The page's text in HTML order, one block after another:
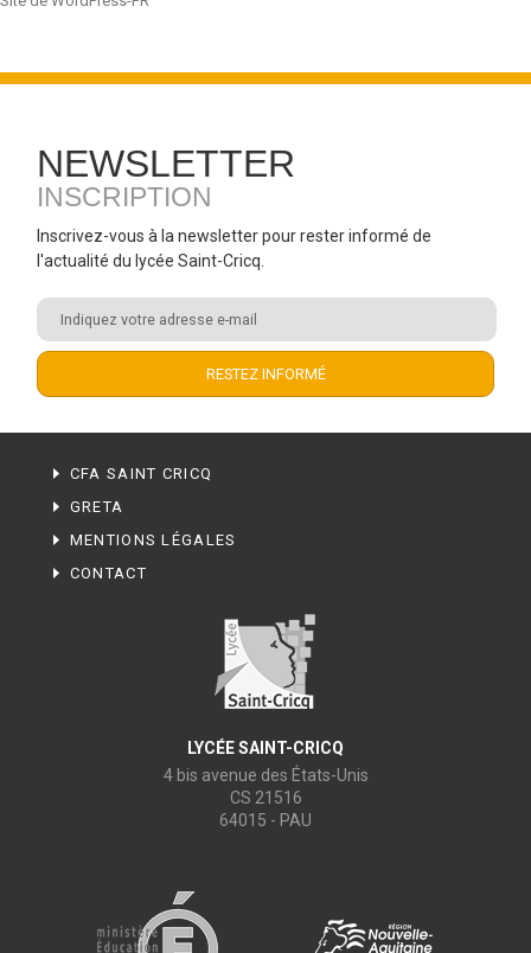
NEWSLETTER
INSCRIPTION
Inscrivez-vous à la newsletter pour rester informé de
l'actualité du lycée Saint-Cricq.
CFA SAINT CRICQ
GRETA
MENTIONS LÉGALES
CONTACT
LYCÉE SAINT-CRICQ
4 bis avenue des États-Unis
CS 21516
64015 - PAU